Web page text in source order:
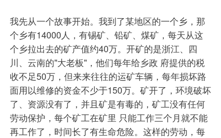
我先从一个故事开始。我到了某地区的一个乡，那
个乡有14000人，有锡矿、铅矿、煤矿，每天从这
个乡拉出去的矿产值约40万。开矿的是浙江、四
川、云南的"大老板"，他们每年给乡政 府提供的税
收不足50万，但来来往往的运矿车辆，每年损坏路
面用以维修的资金不少于150万。矿开了，环境破坏
了、资源没有了，并且矿是有毒的，矿工没有任何
劳动保护，每个矿工在矿里 只能工作三个月就不能
再工作了，时间长了有生命危险。这样的劳动，每